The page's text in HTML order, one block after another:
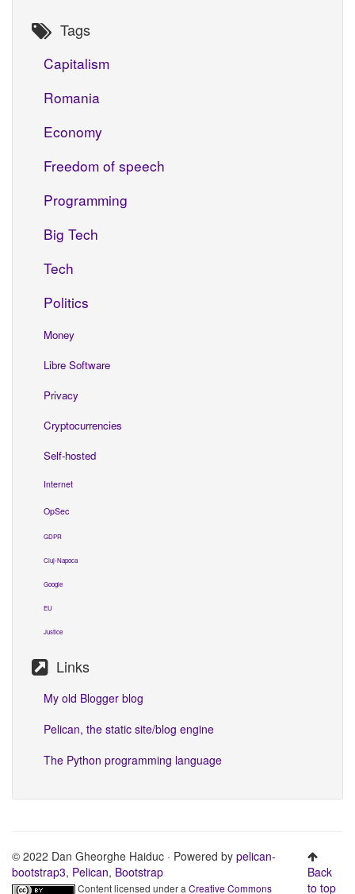
Tags
Capitalism
Romania
Economy
Freedom of speech
Programming
Big Tech
Tech
Politics
Money
Libre Software
Privacy
Cryptocurrencies
Self-hosted
Internet
OpSec
GDPR
Cluj-Napoca
Google
EU
Justice
Links
My old Blogger blog
Pelican, the static site/blog engine
The Python programming language
© 2022 Dan Gheorghe Haiduc · Powered by pelican-
bootstrap3, Pelican, Bootstrap
Content licensed under a Creative Commons
Back
to top